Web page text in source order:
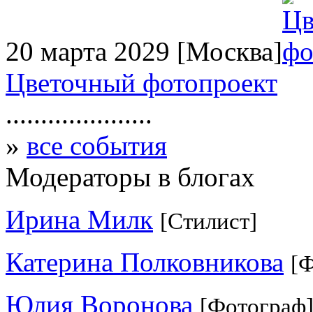
20 марта 2029 [Москва]
Цветочный фотопроект
.....................
» все события
Модераторы в блогах
Ирина Милк [Стилист]
Катерина Полковникова
Юлия Воронова [Фотограф]